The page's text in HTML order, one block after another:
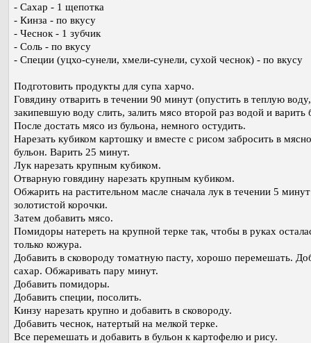
- Сахар - 1 щепотка
- Кинза - по вкусу
- Чеснок - 1 зубчик
- Соль - по вкусу
- Специи (уцхо-сунели, хмели-сунели, сухой чеснок) - по вкусу
Подготовить продукты для супа харчо.
Говядину отварить в течении 90 минут (опустить в теплую воду,
закипевшую воду слить, залить мясо второй раз водой и варить
После достать мясо из бульона, немного остудить.
Нарезать кубиком картошку и вместе с рисом забросить в
бульон. Варить 25 минут.
Лук нарезать крупным кубиком.
Отварную говядину нарезать крупным кубиком.
Обжарить на растительном масле сначала лук в течении 5
золотистой корочки.
Затем добавить мясо.
Помидоры натереть на крупной терке так, чтобы в руках
только кожура.
Добавить в сковороду томатную пасту, хорошо перемешать.
сахар. Обжаривать пару минут.
Добавить помидоры.
Добавить специи, посолить.
Кинзу нарезать крупно и добавить в сковороду.
Добавить чеснок, натертый на мелкой терке.
Все перемешать и добавить в бульон к картофелю и рису.